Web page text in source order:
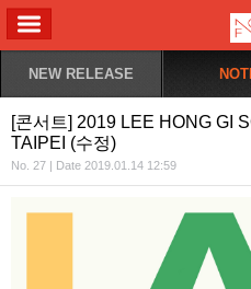
NEW RELEASE
[콘서트] 2019 LEE HONG GI
TAIPEI (수정)
No. 27 | Date 2019.01.14 12:59